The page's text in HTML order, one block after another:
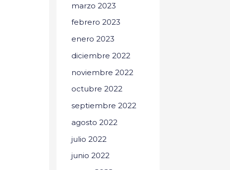
marzo 2023
febrero 2023
enero 2023
diciembre 2022
noviembre 2022
octubre 2022
septiembre 2022
agosto 2022
julio 2022
junio 2022